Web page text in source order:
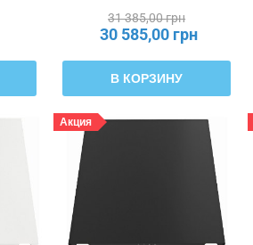
КУЛИНАРИСК,
303.831.44
31 385,00 грн
30 585,00 грн
В КОРЗИНУ
Акция